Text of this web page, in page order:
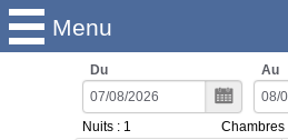
Menu
Du Au
Nuits : 1 Chambres